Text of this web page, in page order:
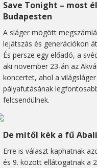
Save Tonight – most
Budapesten
A sláger mögött
lejátszás és generációkon
És persze egy előadó, a
aki november 23-án az
koncertet, ahol a
pályafutásának
felcsendülnek.
De mitől kék a fű
Erre is választ kaphatnak
és 9. között ellátogatnak a